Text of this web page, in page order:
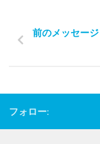
前のメッセージ
フォロー: